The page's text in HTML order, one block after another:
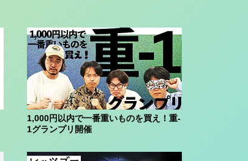
1,000円以内で一番重いものを買え！重-
1グランプリ開催